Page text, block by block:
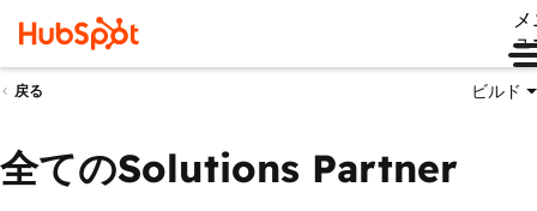
ュ
戻る ビルド
全てのSolutions Partner